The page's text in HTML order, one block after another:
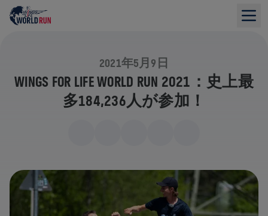
2021年5月9日
WINGS FOR LIFE WORLD RUN 2021：史上最
多184,236人が参加！